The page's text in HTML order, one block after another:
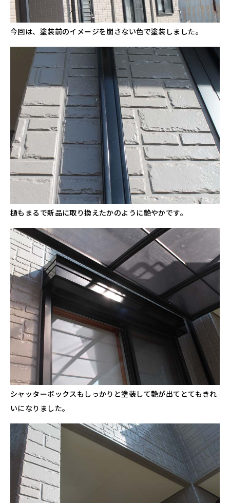
今回は、塗装前のイメージを崩さない色で塗装しました。
樋もまるで新品に取り換えたかのように艶やかです。
シャッターボックスもしっかりと塗装して艶が出てとてもきれ
いになりました。